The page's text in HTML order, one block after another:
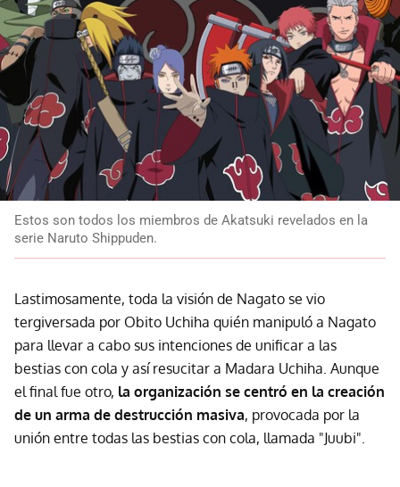
Estos son todos los miembros de Akatsuki revelados en la
serie Naruto Shippuden.
Lastimosamente, toda la visión de Nagato se vio
tergiversada por Obito Uchiha quién manipuló a Nagato
para llevar a cabo sus intenciones de unificar a las
bestias con cola y así resucitar a Madara Uchiha. Aunque
el final fue otro, la organización se centró en la creación
de un arma de destrucción masiva, provocada por la
unión entre todas las bestias con cola, llamada "Juubi".